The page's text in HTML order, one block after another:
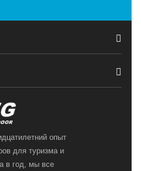
опыт
для туризма и
в год, мы все